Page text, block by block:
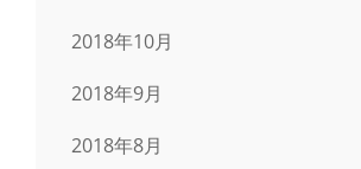
2018年10月
2018年9月
2018年8月